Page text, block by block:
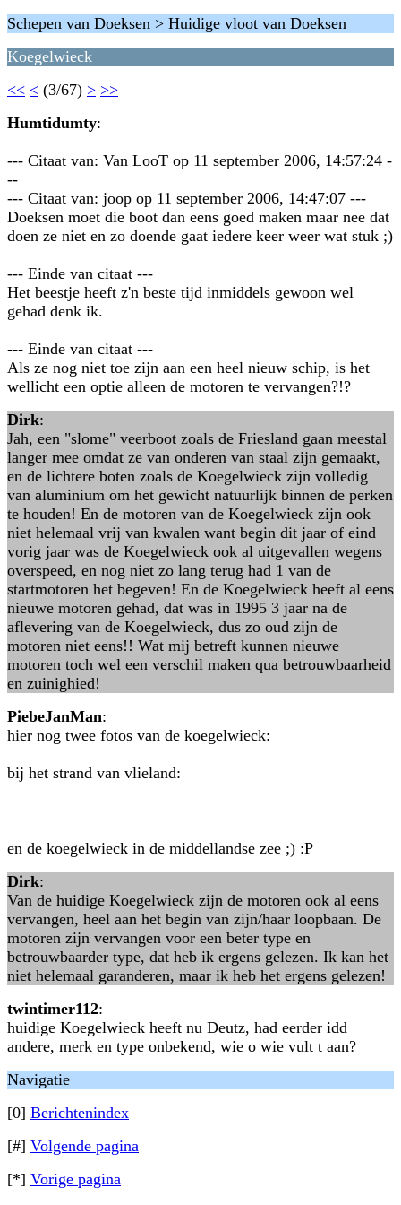
Schepen van Doeksen > Huidige vloot van Doeksen
Koegelwieck
<< < (3/67) > >>
Humtidumty:
--- Citaat van: Van LooT op 11 september 2006, 14:57:24 -
--
--- Citaat van: joop op 11 september 2006, 14:47:07 ---
Doeksen moet die boot dan eens goed maken maar nee dat
doen ze niet en zo doende gaat iedere keer weer wat stuk ;)
--- Einde van citaat ---
Het beestje heeft z'n beste tijd inmiddels gewoon wel
gehad denk ik.
--- Einde van citaat ---
Als ze nog niet toe zijn aan een heel nieuw schip, is het
wellicht een optie alleen de motoren te vervangen?!?
Dirk:
Jah, een "slome" veerboot zoals de Friesland gaan meestal
langer mee omdat ze van onderen van staal zijn gemaakt,
en de lichtere boten zoals de Koegelwieck zijn volledig
van aluminium om het gewicht natuurlijk binnen de perken
te houden! En de motoren van de Koegelwieck zijn ook
niet helemaal vrij van kwalen want begin dit jaar of eind
vorig jaar was de Koegelwieck ook al uitgevallen wegens
overspeed, en nog niet zo lang terug had 1 van de
startmotoren het begeven! En de Koegelwieck heeft al eens
nieuwe motoren gehad, dat was in 1995 3 jaar na de
aflevering van de Koegelwieck, dus zo oud zijn de
motoren niet eens!! Wat mij betreft kunnen nieuwe
motoren toch wel een verschil maken qua betrouwbaarheid
en zuinighied!
PiebeJanMan:
hier nog twee fotos van de koegelwieck:
bij het strand van vlieland:
en de koegelwieck in de middellandse zee ;) :P
Dirk:
Van de huidige Koegelwieck zijn de motoren ook al eens
vervangen, heel aan het begin van zijn/haar loopbaan. De
motoren zijn vervangen voor een beter type en
betrouwbaarder type, dat heb ik ergens gelezen. Ik kan het
niet helemaal garanderen, maar ik heb het ergens gelezen!
twintimer112:
huidige Koegelwieck heeft nu Deutz, had eerder idd
andere, merk en type onbekend, wie o wie vult t aan?
Navigatie
[0] Berichtenindex
[#] Volgende pagina
[*] Vorige pagina